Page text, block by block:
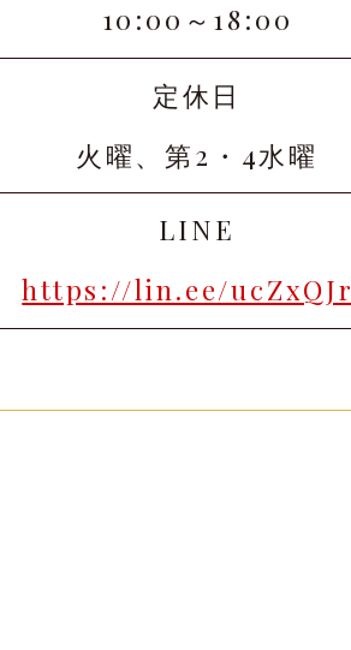
10:00～18:00
定休日
火曜、第2・4水曜
LINE
https://lin.ee/